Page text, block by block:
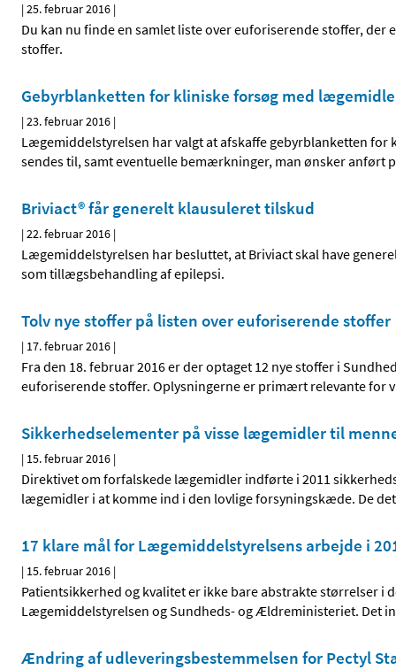
|25. februar 2016 |
Du kan nu finde en samlet liste over euforiserende stoffer,
stoffer.
Gebyrblanketten for kliniske forsøg med
|23. februar 2016 |
Lægemiddelstyrelsen har valgt at afskaffe gebyrblanketten for
sendes til, samt eventuelle bemærkninger, man ønsker anført
Briviact® får generelt klausuleret tilskud
|22. februar 2016 |
Lægemiddelstyrelsen har besluttet, at Briviact skal have
som tillægsbehandling af epilepsi.
Tolv nye stoffer på listen over euforiserende stoffer
| 17. februar 2016 |
Fra den 18. februar 2016 er der optaget 12 nye stoffer i
euforiserende stoffer. Oplysningerne er primært relevante for
Sikkerhedselementer på visse lægemidler til
| 15. februar 2016 |
Direktivet om forfalskede lægemidler indførte i 2011
lægemidler i at komme ind i den lovlige forsyningskæde. De
17 klare mål for Lægemiddelstyrelsens arbejde i
| 15. februar 2016 |
Patientsikkerhed og kvalitet er ikke bare abstrakte størrelser
Lægemiddelstyrelsen og Sundheds- og Ældreministeriet. Det
Ændring af udleveringsbestemmelsen for Pectyl